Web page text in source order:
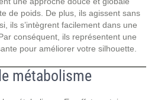
de poids. De plus, ils agissent sans
ils s’intègrent facilement dans une
conséquent, ils représentent une
pour améliorer votre silhouette.
métabolisme